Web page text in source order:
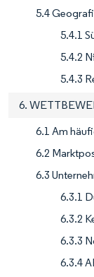
5.4
5.4.1
5.4.2
5.4.3
6.
6.1 Am
6.2
6.3
6.3.1
6.3.2
6.3.3
6.3.4